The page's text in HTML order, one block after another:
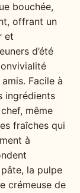
bouchée,
offrant un
et
d’été
Facile à
ingrédients
même
fraîches qui
à
la pulpe
crémeuse de